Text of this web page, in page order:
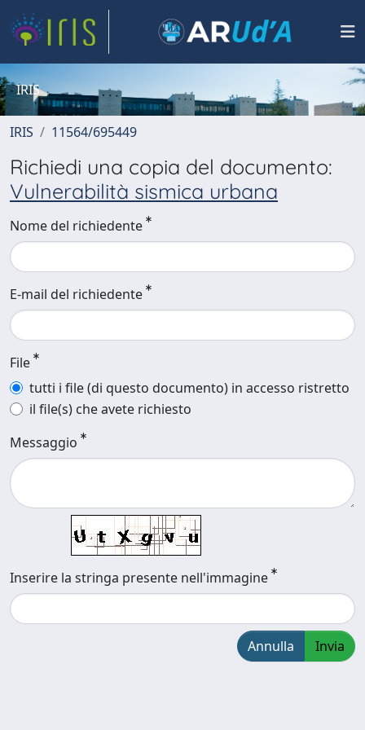
IRIS
IRIS 11564/695449
Richiedi una copia del documento:
Vulnerabilità sismica urbana
Nome del richiedente
E-mail del richiedente
File
tutti i file (di questo documento) in accesso ristretto
il file(s) che avete richiesto
Messaggio
Inserire la stringa presente nell'immagine
Annulla Invia